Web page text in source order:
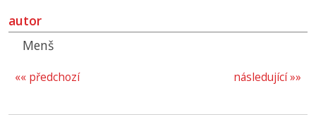
autor
Menš
následující »»
«« předchozí